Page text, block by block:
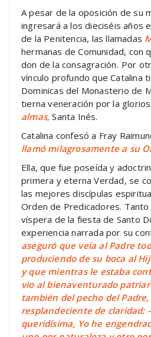
A pesar de la oposición de su
ingresará a los dieciséis años
de la Penitencia, las llamadas
hermanas de Comunidad, con
don de la consagración. Por
vínculo profundo que Catalina
Dominicas del Monasterio de
tierna veneración por la
almas,Santa Inés.
Catalina confesó a Fray
llamó milagrosamente a su
Ella, que fue poseída y
primera y eterna Verdad, se
las mejores discípulas
Orden de Predicadores. Tanto
víspera de la fiesta de Santo
experiencia narrada por su
aseguró que veía al Padre
produciendo de su boca al
y que mientras le estaba
vio al bienaventurado
también del pecho del
resplandeciente de claridad:
queridísima, Yo he